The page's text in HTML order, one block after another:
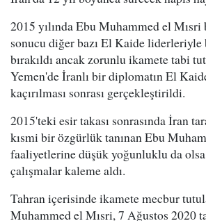
2015 yılında Ebu Muhammed el Mısri
sonucu diğer bazı El Kaide
bırakıldı ancak zorunlu ikamete tabi
Yemen'de İranlı bir diplomatın El
kaçırılması sonrası gerçekleştirildi.
2015'teki esir takası sonrasında İran
kısmi bir özgürlük tanınan Ebu
faaliyetlerine düşük yoğunluklu da
çalışmalar kaleme aldı.
Tahran içerisinde ikamete mecbur
Muhammed el Mısri, 7 Ağustos 2020